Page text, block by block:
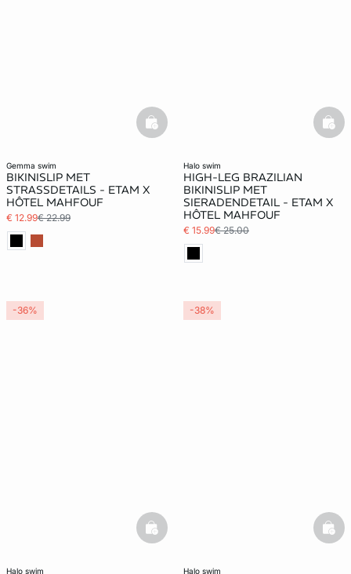
gemma swim
BIKINISLIP MET
STRASSDETAILS - ETAM X
HÔTEL MAHFOUF
€ 12.99€ 22.99
basketfull
halo swim
HIGH-LEG BRAZILIAN
BIKINISLIP MET
SIERADENDETAIL - ETAM X
HÔTEL MAHFOUF
€ 15.99€ 25.00
halo swim
basketfull
-36%
halo swim
-38%